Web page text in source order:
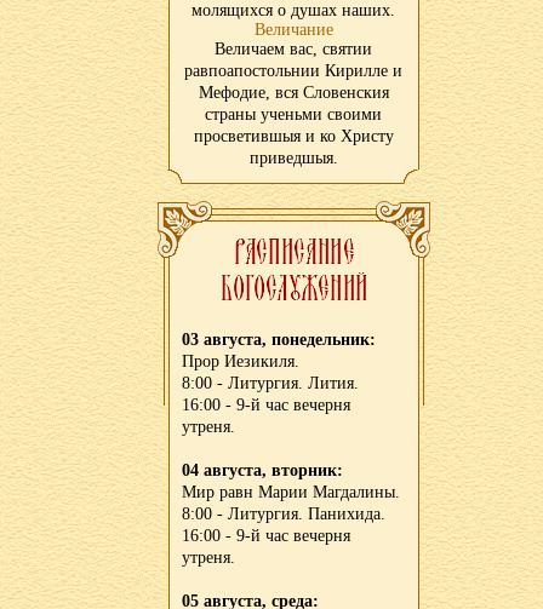
молящихся о душах наших.
Величание
Величаем вас, святии
равпоапостольнии Кирилле и
Мефодие, вся Словенския
страны ученьми своими
просветившыя и ко Христу
приведшыя.
03 августа, понедельник:
Прор Иезикиля.
8:00 - Литургия. Лития.
16:00 - 9-й час вечерня
утреня.
04 августа, вторник:
Мир равн Марии Магдалины.
8:00 - Литургия. Панихида.
16:00 - 9-й час вечерня
утреня.
05 августа, среда: